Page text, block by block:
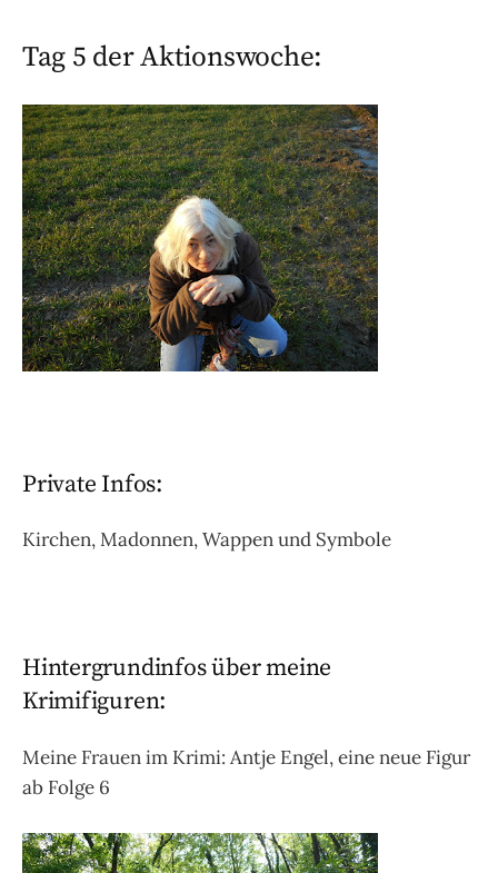
Tag 5 der Aktionswoche:
Private Infos:
Kirchen, Madonnen, Wappen und Symbole
Hintergrundinfos über meine
Krimifiguren:
Meine Frauen im Krimi: Antje Engel, eine neue Figur
ab Folge 6